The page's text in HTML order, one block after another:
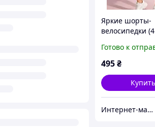
Яркие шорты-
велосипедки
(134-146 см)
Готово к
495₴
Интернет-магазин «Сокровища Востока» — качественные товары из Японии и Кореи